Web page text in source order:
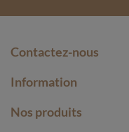
Contactez-nous
Information
Nos produits